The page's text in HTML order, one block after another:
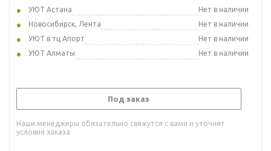
УЮТ Астана
Нет в наличии
Новосибирск, Лента
Нет в наличии
УЮТ в тц Апорт
Нет в наличии
УЮТ Алматы
Нет в наличии
Под заказ
Наши менеджеры обязательно свяжутся с вами и уточнят
условия заказа